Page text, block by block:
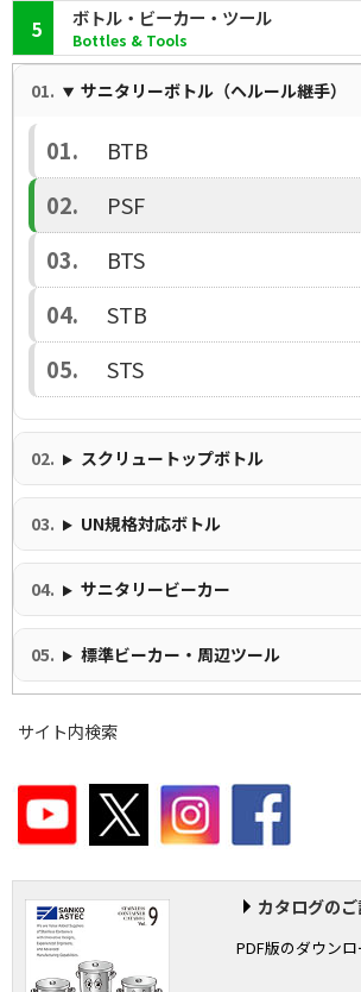
ボトル・ビーカー・ツール
Bottles & Tools
5
サニタリーボトル（ヘルール継手）
BTB
PSF
BTS
STB
STS
スクリュートップボトル
UN規格対応ボトル
サニタリービーカー
標準ビーカー・周辺ツール
サイト内検索
カタログの
PDF版のダウン